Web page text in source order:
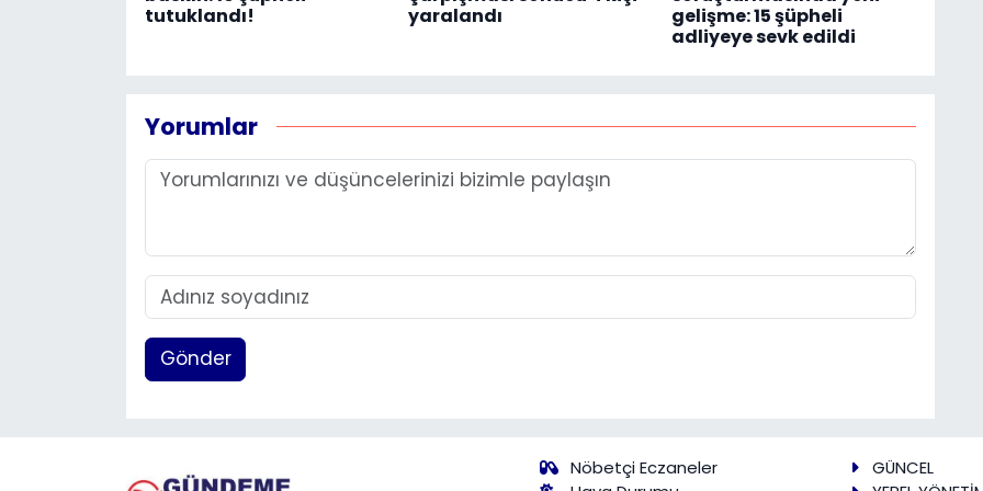
tutuklandı!
yaralandı
gelişme: 15 şüpheli
adliyeye sevk edildi
Yorumlar
Gönder
Nöbetçi Eczaneler
GÜNCEL